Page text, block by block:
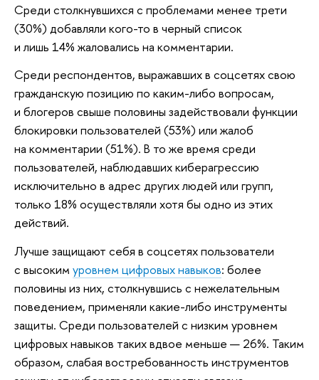
Среди столкнувшихся с проблемами менее трети
(30%) добавляли кого-то в черный список
и лишь 14% жаловались на комментарии.
Среди респондентов, выражавших в соцсетях свою
гражданскую позицию по каким-либо вопросам,
и блогеров свыше половины задействовали функции
блокировки пользователей (53%) или жалоб
на комментарии (51%). В то же время среди
пользователей, наблюдавших киберагрессию
исключительно в адрес других людей или групп,
только 18% осуществляли хотя бы одно из этих
действий.
Лучше защищают себя в соцсетях пользователи
с высоким уровнем цифровых навыков: более
половины из них, столкнувшись с нежелательным
поведением, применяли какие-либо инструменты
защиты. Среди пользователей с низким уровнем
цифровых навыков таких вдвое меньше — 26%. Таким
образом, слабая востребованность инструментов